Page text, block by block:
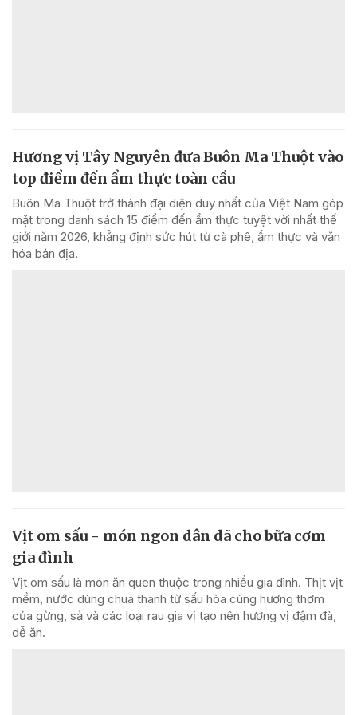
Hương vị Tây Nguyên đưa Buôn Ma Thuột vào
top điểm đến ẩm thực toàn cầu
Buôn Ma Thuột trở thành đại diện duy nhất của Việt Nam góp
mặt trong danh sách 15 điểm đến ẩm thực tuyệt vời nhất thế
giới năm 2026, khẳng định sức hút từ cà phê, ẩm thực và văn
hóa bản địa.
Vịt om sấu - món ngon dân dã cho bữa cơm
gia đình
Vịt om sấu là món ăn quen thuộc trong nhiều gia đình. Thịt vịt
mềm, nước dùng chua thanh từ sấu hòa cùng hương thơm
của gừng, sả và các loại rau gia vị tạo nên hương vị đậm đà,
dễ ăn.